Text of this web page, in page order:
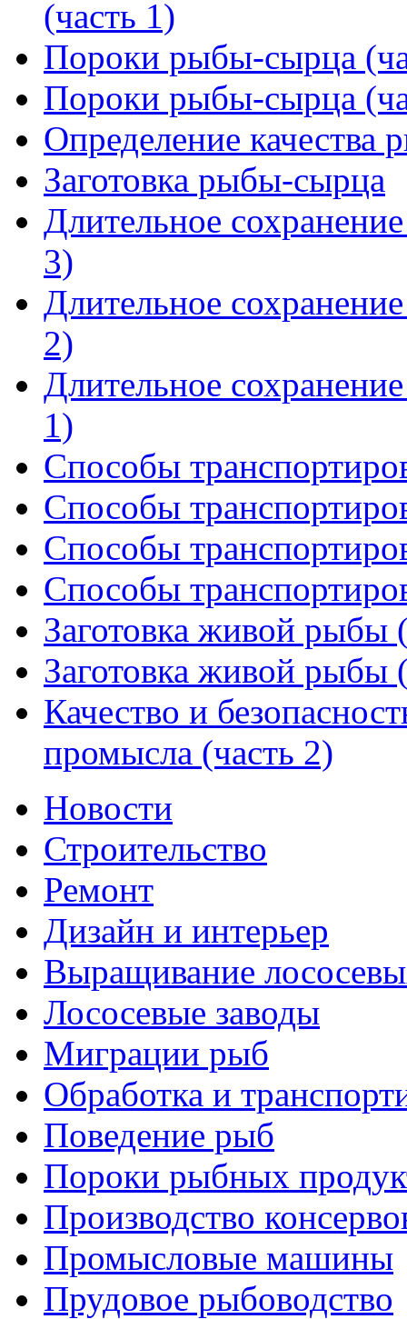
(часть 1)
Пороки рыбы-сырца
Пороки рыбы-сырца
Определение
Заготовка рыбы-сырца
Длительное
3)
Длительное
2)
Длительное
1)
Способы
Способы
Способы
Способы
Заготовка живой рыбы
Заготовка живой рыбы
Качество и
промысла (часть 2)
Новости
Строительство
Ремонт
Дизайн и интерьер
Выращивание
Лососевые заводы
Миграции рыб
Обработка и
Поведение рыб
Пороки рыбных
Производство
Промысловые машины
Прудовое рыбоводство